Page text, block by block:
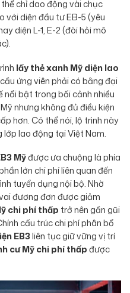
chỉ dao động vài chục
với diện đầu tư EB-5 (yêu
diện L-1, E-2 (đòi hỏi mô
lấy thẻ xanh Mỹ diện lao
ứng viên phải có bằng đại
nổi bật trong bối cảnh nhiều
nhưng không đủ điều kiện
hơn. Có thể nói, lộ trình này
lao động tại Việt Nam.
Mỹđược ưa chuộng là phía
lớn chi phí liên quan đến
tuyển dụng nội bộ. Nhờ
đương đơn được giảm
chi phí thấp trở nên gần gũi
cấu trúc chi phí phân bổ
EB3liên tục giữ vững vị trí
cư Mỹ chi phí thấpđược